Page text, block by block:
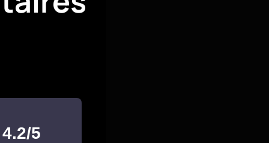
4.2/5